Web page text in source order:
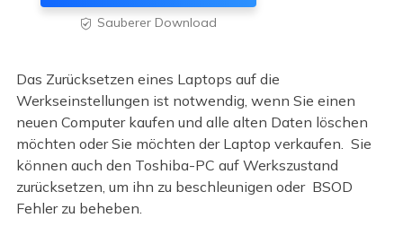
 Sauberer Download
Das Zurücksetzen eines Laptops auf die
Werkseinstellungen ist notwendig, wenn Sie einen
neuen Computer kaufen und alle alten Daten löschen
möchten oder Sie möchten der Laptop verkaufen. Sie
können auch den Toshiba-PC auf Werkszustand
zurücksetzen, um ihn zu beschleunigen oder BSOD
Fehler zu beheben.